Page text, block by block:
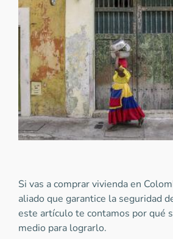
Si vas a comprar vivienda en
aliado que garantice la seguridad
este artículo te contamos por qué
medio para lograrlo.